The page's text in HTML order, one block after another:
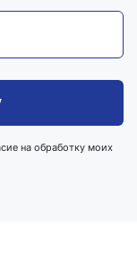
на обработку моих